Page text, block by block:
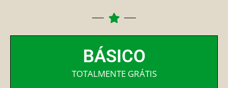
BÁSICO
TOTALMENTE GRÁTIS